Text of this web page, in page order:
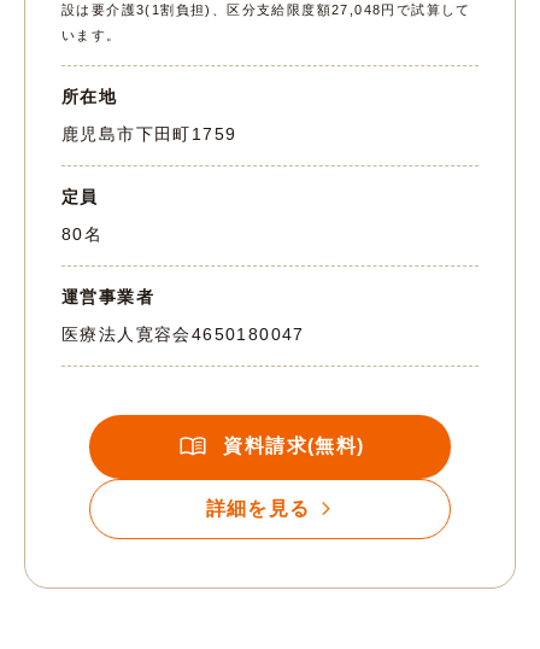
設は要介護3(1割負担)、区分支給限度額27,048円で試算して
います。
所在地
鹿児島市下田町1759
定員
80名
運営事業者
医療法人寛容会4650180047
資料請求(無料)
詳細を見る